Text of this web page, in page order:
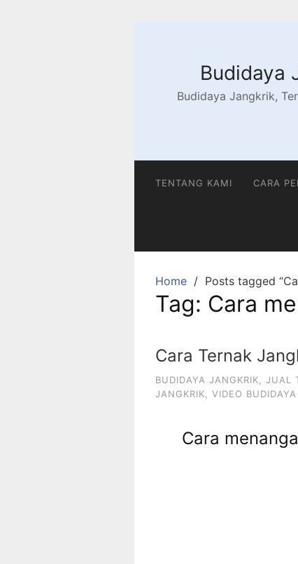
Budidaya
Budidaya Jangkrik,
TENTANG KAMI CARA
Home Posts tagged
Tag: Cara
Cara Ternak
BUDIDAYA JANGKRIK JUAL
JANGKRIK
VIDEO
Cara